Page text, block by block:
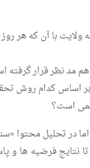
ولایت با آن که هر
مد نظر قرار گرفته
اساس کدام روش
است؟
در تحلیل محتوا
نتایج فرضیه ها و